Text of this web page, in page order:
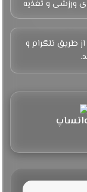
و تغذیه
طریق تلگرام و